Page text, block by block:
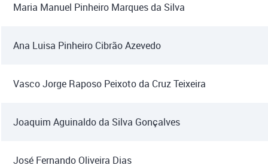
Maria Manuel Pinheiro Marques da Silva
Ana Luisa Pinheiro Cibrão Azevedo
Vasco Jorge Raposo Peixoto da Cruz Teixeira
Joaquim Aguinaldo da Silva Gonçalves
José Fernando Oliveira Dias